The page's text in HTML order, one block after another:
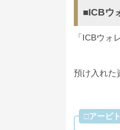
けがまった
依然とし
元金が
そんな中
■ICBウ
「ICBウ
預け入れた
□アービ